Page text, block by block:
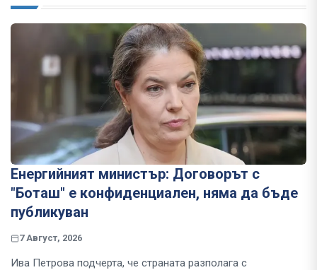
Енергийният министър: Договорът с
"Боташ" е конфиденциален, няма да бъде
публикуван
7 Август, 2026
Ива Петрова подчерта, че страната разполага с